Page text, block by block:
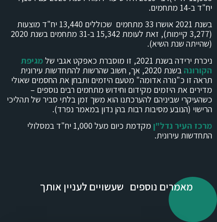
יח"ד ב-14 מתחמים.
בשנת 2021 אושרו 33 מתחמים שכוללים 13,440 יח"ד מוצעות
(3,277 קיימות), זאת לעומת 15,342 ב-31 מתחמים בשנת 2020
(שהייתה שנת השיא).
ניכרת ירידה בשנת 2021, זו מוסברת כאפקט אגבי של
מגיפת
הקורונה
בשנת 2020, אך, חשוב שהרשות להתחדשות עירונית
תראה זו כ"נורה אדומה" מטעם היזמים ותבחן את החסמים שאולי
מדירים את היזמים מקידום וחידוש מתחמים רבים נוספים –
כשהעיקרי שביניהם להערכתנו הוא משך זמן בלתי סביר של תהליכי
הרישוי (הנובע מסיבות רבות בהן נדון במאמר נפרד).
מרכז העיר נדל"ן
מקדמת כיום מעל 1,000 יח"ד במסלולי
התחדשות עירונית.
מאמרים נוספים שעשויים לעניין אותך